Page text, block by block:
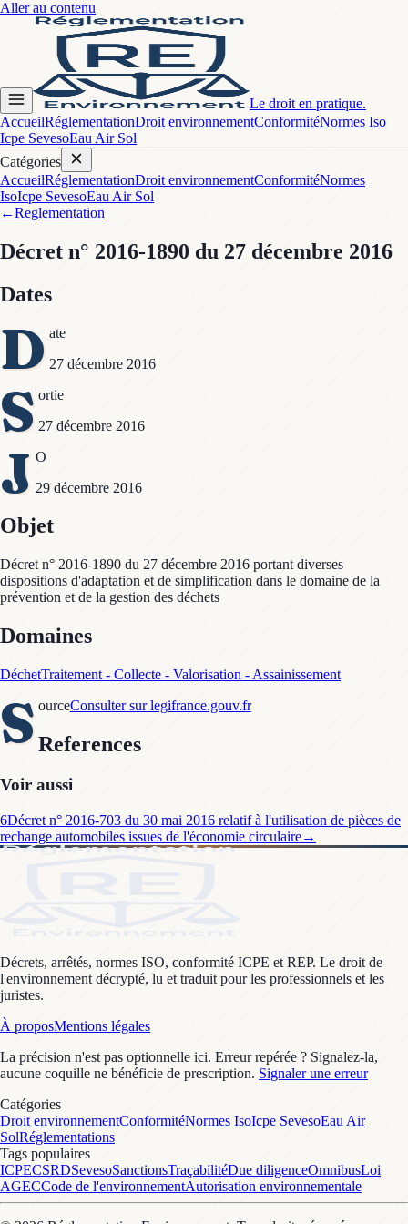
Aller au contenu
Le droit en pratique.
AccueilRéglementationDroit environnementConformitéNormes Iso
Icpe SevesoEau Air Sol
Catégories
AccueilRéglementationDroit environnementConformitéNormes
IsoIcpe SevesoEau Air Sol
←Reglementation
Décret n° 2016-1890 du 27 décembre 2016
Dates
D ate
27 décembre 2016
S ortie
27 décembre 2016
J O
29 décembre 2016
Objet
Décret n° 2016-1890 du 27 décembre 2016 portant diverses
dispositions d'adaptation et de simplification dans le domaine de la
prévention et de la gestion des déchets
Domaines
DéchetTraitement - Collecte - Valorisation - Assainissement
S ourceConsulter sur legifrance.gouv.fr
References
Voir aussi
6Décret n° 2016-703 du 30 mai 2016 relatif à l'utilisation de pièces de
rechange automobiles issues de l'économie circulaire→
Décrets, arrêtés, normes ISO, conformité ICPE et REP. Le droit de
l'environnement décrypté, lu et traduit pour les professionnels et les
juristes.
À proposMentions légales
La précision n'est pas optionnelle ici. Erreur repérée ? Signalez-la,
aucune coquille ne bénéficie de prescription. Signaler une erreur
Catégories
Droit environnementConformitéNormes IsoIcpe SevesoEau Air
SolRéglementations
Tags populaires
ICPECSRDSevesoSanctionsTraçabilitéDue diligenceOmnibusLoi
AGECCode de l'environnementAutorisation environnementale